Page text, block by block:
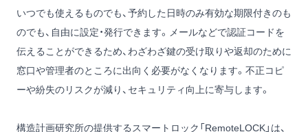
いつでも使えるものでも、予約した日時のみ有効な期限付きのも
のでも、自由に設定・発行できます。メールなどで認証コードを
伝えることができるため、わざわざ鍵の受け取りや返却のために
窓口や管理者のところに出向く必要がなくなります。不正コピ
ーや紛失のリスクが減り、セキュリティ向上に寄与します。
構造計画研究所の提供するスマートロック「RemoteLOCK」は、